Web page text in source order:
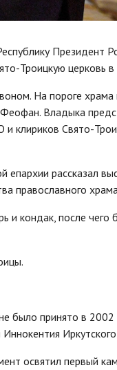
Президент
Троицкую церковь в
На пороге храма
Владыка
клириков Свято-
рассказал
православного
кондак, после чего
было принято в
освятил первый